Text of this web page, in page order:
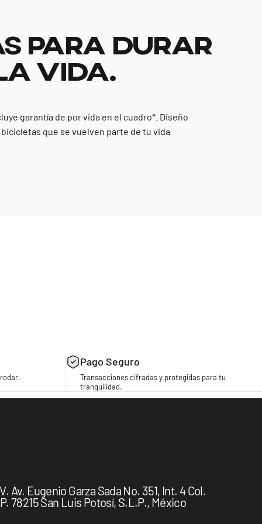
PARA DURAR
VIDA.
garantía de por vida en el cuadro*. Diseño
que se vuelven parte de tu vida
Pago Seguro
Transacciones cifradas y protegidas para tu
tranquilidad.
Av. Eugenio Garza Sada No. 351, Int. 4 Col.
78215 San Luis Potosí, S.L.P., México